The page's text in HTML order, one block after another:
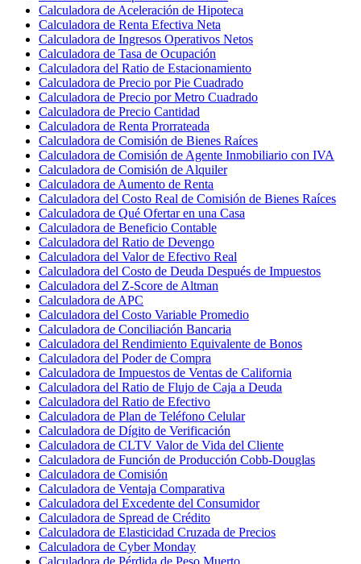
Calculadora de Aceleración de Hipoteca
Calculadora de Renta Efectiva Neta
Calculadora de Ingresos Operativos Netos
Calculadora de Tasa de Ocupación
Calculadora del Ratio de Estacionamiento
Calculadora de Precio por Pie Cuadrado
Calculadora de Precio por Metro Cuadrado
Calculadora de Precio Cantidad
Calculadora de Renta Prorrateada
Calculadora de Comisión de Bienes Raíces
Calculadora de Comisión de Agente Inmobiliario con IVA
Calculadora de Comisión de Alquiler
Calculadora de Aumento de Renta
Calculadora del Costo Real de Comisión de Bienes Raíces
Calculadora de Qué Ofertar en una Casa
Calculadora de Beneficio Contable
Calculadora del Ratio de Devengo
Calculadora del Valor de Efectivo Real
Calculadora del Costo de Deuda Después de Impuestos
Calculadora del Z-Score de Altman
Calculadora de APC
Calculadora del Costo Variable Promedio
Calculadora de Conciliación Bancaria
Calculadora del Rendimiento Equivalente de Bonos
Calculadora del Poder de Compra
Calculadora de Impuestos de Ventas de California
Calculadora del Ratio de Flujo de Caja a Deuda
Calculadora del Ratio de Efectivo
Calculadora de Plan de Teléfono Celular
Calculadora de Dígito de Verificación
Calculadora de CLTV Valor de Vida del Cliente
Calculadora de Función de Producción Cobb-Douglas
Calculadora de Comisión
Calculadora de Ventaja Comparativa
Calculadora del Excedente del Consumidor
Calculadora de Spread de Crédito
Calculadora de Elasticidad Cruzada de Precios
Calculadora de Cyber Monday
Calculadora de Pérdida de Peso Muerto